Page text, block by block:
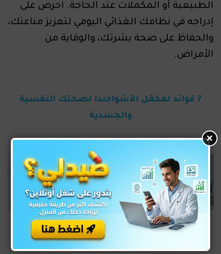
الطبيعية أو المكملات عند الحاجة. احرص على
إدراجه في نظامك الغذائي اليومي لتعزيز مناعتك،
والحفاظ على صحة بشرتك، والوقاية من
الأمراض.
7 فوائد لمكمّل الأشواجندا لصحتك النفسية
والجسدية
تابعني ليصلك كل جديد ♥
×